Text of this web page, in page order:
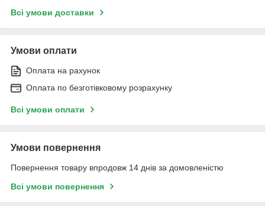
Всі умови доставки
Умови оплати
Оплата на рахунок
Оплата по безготівковому розрахунку
Всі умови оплати
Умови повернення
Повернення товару впродовж 14 днів за домовленістю
Всі умови повернення